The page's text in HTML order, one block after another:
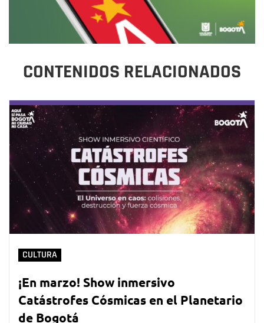
CONTENIDOS RELACIONADOS
CULTURA
¡En marzo! Show inmersivo
Catástrofes Cósmicas en el Planetario
de Bogotá